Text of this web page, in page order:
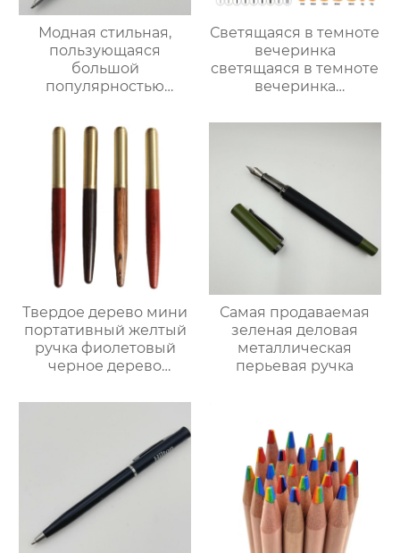
Модная стильная,
пользующаяся
большой
популярностью
ручка нажимного типа
Светящаяся в темноте
вечеринка
светящаяся в темноте
вечеринка
Ручная роспись
красками
Твердое дерево мини
портативный желтый
ручка фиолетовый
черное дерево
Самая продаваемая
зеленая деловая
металлическая
перьевая ручка